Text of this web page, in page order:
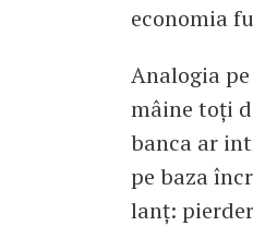
economia
Analogia
mâine toți
banca ar
pe baza
lanț: